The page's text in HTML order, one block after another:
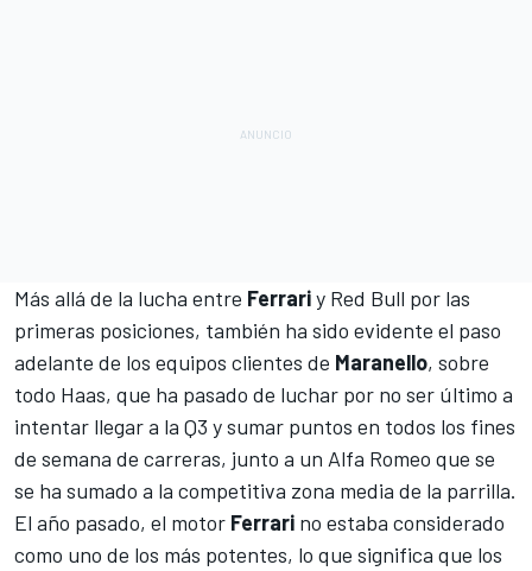
Más allá de la lucha entre Ferrariy Red Bull por las
primeras posiciones, también ha sido evidente el paso
adelante de los equipos clientes de Maranello, sobre
todo Haas, que ha pasado de luchar por no ser último a
intentar llegar a la Q3 y sumar puntos en todos los fines
de semana de carreras, junto a un Alfa Romeo que se
se ha sumado a la competitiva zona media de la parrilla.
El año pasado, el motor Ferrari no estaba considerado
como uno de los más potentes, lo que significa que los